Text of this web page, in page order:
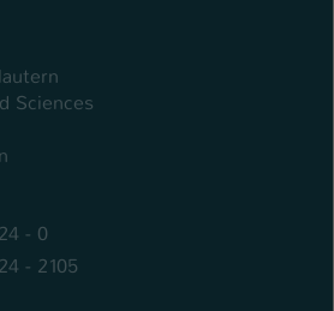
Sciences
- 0
- 2105